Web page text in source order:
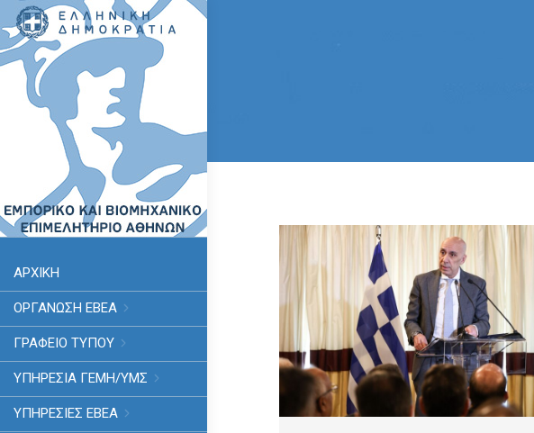
ΑΡΧΙΚΗ
ΟΡΓΑΝΩΣΗ ΕΒΕΑ
ΓΡΑΦΕΙΟ ΤΥΠΟΥ
ΥΠΗΡΕΣΊΑ ΓΕΜΗ/ΥΜΣ
ΥΠΗΡΕΣΙΕΣ ΕΒΕΑ